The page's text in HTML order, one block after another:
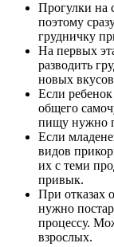
Прогулки на
поэтому
грудничку
На первых
разводить
новых
Если ребенок
общего
пищу нужно
Если
видов
их с теми
привык.
При отказах
нужно
процессу.
взрослых.